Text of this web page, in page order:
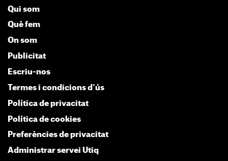
Qui som
Què fem
On som
Publicitat
Escriu-nos
Termes i condicions d'ús
Política de privacitat
Política de cookies
Preferències de privacitat
Administrar servei Utiq